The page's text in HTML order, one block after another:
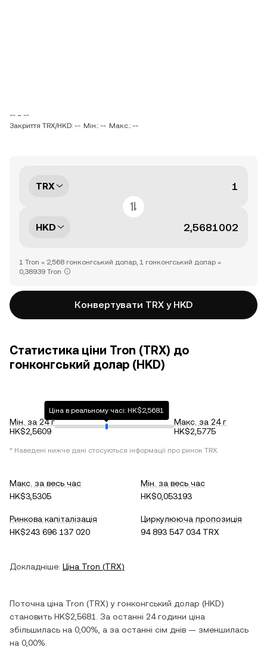
-- ~ --
Закриття TRX/HKD: -- Мін.: -- Макс.: --
TRX
HKD
1 Tron = 2,568 гонконгський долар, 1 гонконгський долар =
0,38939 Tron
Конвертувати TRX у HKD
Статистика ціни Tron (TRX) до
гонконгський долар (HKD)
Мін. за 24 г
HK$2,5609
Ціна в реальному часі: HK$2,5681
Макс. за 24 г
HK$2,5775
* Наведені нижче дані стосуються інформації про ринок TRX.
Макс. за весь час
HK$3,5305
Мін. за весь час
HK$0,053193
Ринкова капіталізація
HK$243 696 137 020
Циркулююча пропозиція
94 893 547 034 TRX
Докладніше: Ціна Tron (TRX)
Поточна ціна Tron (TRX) у гонконгський долар (HKD)
становить HK$2,5681
. За останні 24 години ціна
збільшилась на 0,00% , а за останні сім днів — зменшилась
на 0,00%